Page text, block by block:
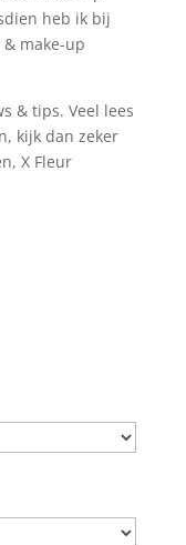
heb ik bij
make-up
& tips. Veel lees
kijk dan zeker
X Fleur